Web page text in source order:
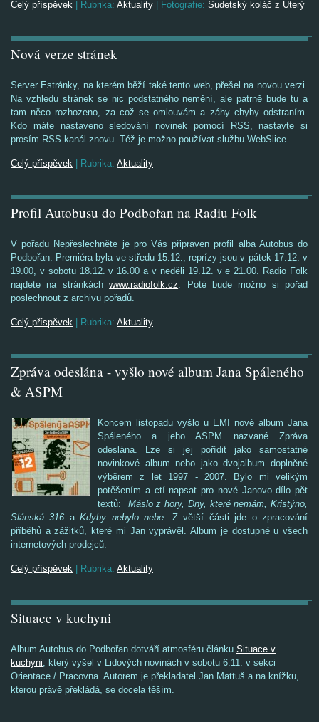
Celý příspěvek Rubrika: Aktuality Fotografie: Sudetský koláč z Úterý
Nová verze stránek
Server Estránky, na kterém běží také tento web, přešel na novou verzi.
Na vzhledu stránek se nic podstatného nemění, ale patrně bude tu a
tam něco rozhozeno, za což se omlouvám a záhy chyby odstraním.
Kdo máte nastaveno sledování novinek pomocí RSS, nastavte si
prosím RSS kanál znovu. Též je možno používat službu WebSlice.
Celý příspěvek Rubrika: Aktuality
Profil Autobusu do Podbořan na Radiu Folk
V pořadu Nepřeslechněte je pro Vás připraven profil alba Autobus do
Podbořan. Premiéra byla ve středu 15.12., reprízy jsou v pátek 17.12. v
19.00, v sobotu 18.12. v 16.00 a v neděli 19.12. v e 21.00. Radio Folk
najdete na stránkáchwww.radiofolk.cz. Poté bude možno si pořad
poslechnout z archivu pořadů.
Celý příspěvek Rubrika: Aktuality
Zpráva odeslána - vyšlo nové album Jana Spáleného
& ASPM
Koncem listopadu vyšlo u EMI nové album Jana
Spáleného a jeho ASPM nazvané Zpráva
odeslána. Lze si jej pořídit jako samostatné
novinkové album nebo jako dvojalbum doplněné
výběrem z let 1997 - 2007. Bylo mi velikým
potěšením a ctí napsat pro nové Janovo dílo pět
textů: Máslo z hory, Dny, které nemám, Kristýno,
Slánská 316 aKdyby nebylo nebe. Z větší části jde o zpracování
příběhů a zážitků, které mi Jan vyprávěl. Album je dostupné u všech
internetových prodejců.
Celý příspěvek Rubrika: Aktuality
Situace v kuchyni
Album Autobus do Podbořan dotváří atmosféru článku Situace v
kuchyni, který vyšel v Lidových novinách v sobotu 6.11. v sekci
Orientace / Pracovna. Autorem je překladatel Jan Mattuš a na knížku,
kterou právě překládá, se docela těším.